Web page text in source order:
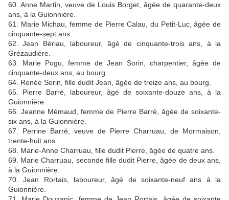
60. Anne Martin, veuve de Louis Borget, âgée de quarante-deux
ans, à la Guionnière.
61. Marie Michau, femme de Pierre Calau, du Petit-Luc, âgée de
cinquante-sept ans.
62. Jean Bériau, laboureur, âgé de cinquante-trois ans, à la
Grézaudière.
63. Marie Pogu, femme de Jean Sorin, charpentier, âgée de
cinquante-deux ans, au bourg.
64. Renée Sorin, fille dudit Jean, âgée de treize ans, au bourg.
65. Pierre Barré, laboureur, âgé de soixante-douze ans, à la
Guionnière.
66. Jeanne Mémaud, femme de Pierre Barré, âgée de soixante-
six ans, à la Guionnière.
67. Perrine Barré, veuve de Pierre Charruau, de Mormaison,
trente-huit ans.
68. Marie-Anne Charruau, fille dudit Pierre, âgée de quatre ans.
69. Marie Charruau, seconde fille dudit Pierre, âgée de deux ans,
à la Guionnière.
70. Jean Rortais, laboureur, âgé de soixante-neuf ans à la
Guionnière.